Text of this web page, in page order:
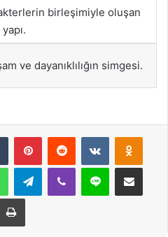
birleşimiyle oluşan
ve dayanıklılığın simgesi.
Tumblr PinterestReddit VKontakte
WhatsAppTelegramViber Line E-Posta ile
Yazdır